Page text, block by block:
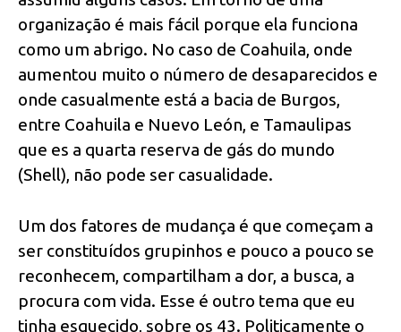
organização é mais fácil porque ela funciona
como um abrigo. No caso de Coahuila, onde
aumentou muito o número de desaparecidos e
onde casualmente está a bacia de Burgos,
entre Coahuila e Nuevo León, e Tamaulipas
que es a quarta reserva de gás do mundo
(Shell), não pode ser casualidade.
Um dos fatores de mudança é que começam a
ser constituídos grupinhos e pouco a pouco se
reconhecem, compartilham a dor, a busca, a
procura com vida. Esse é outro tema que eu
tinha esquecido, sobre os 43. Politicamente o